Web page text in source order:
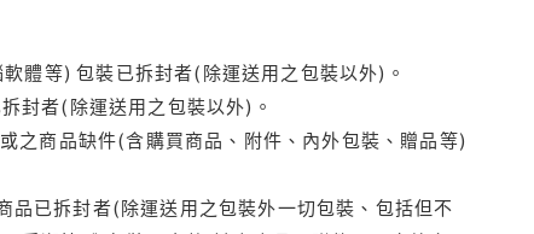
體等) 包裝已拆封者(除運送用之包裝以外)。
封者(除運送用之包裝以外)。
之商品缺件(含購買商品、附件、內外包裝、贈品等)
已拆封者(除運送用之包裝外一切包裝、包括但不